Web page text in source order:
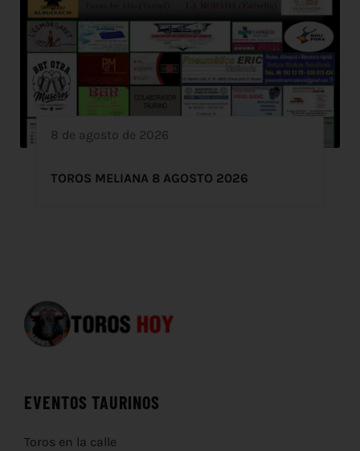
8 de agosto de 2026
TOROS MELIANA 8 AGOSTO 2026
EVENTOS TAURINOS
Toros en la calle